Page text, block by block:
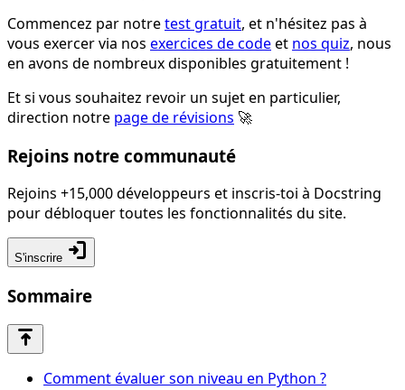
Commencez par notretest gratuit, et n'hésitez pas à
vous exercer via nos exercices de codeet nos quiz, nous
en avons de nombreux disponibles gratuitement !
Et si vous souhaitez revoir un sujet en particulier,
direction notre page de révisions 🚀
Rejoins notre communauté
Rejoins +15,000développeurs et inscris-toi à Docstring
pour débloquer toutes les fonctionnalités du site.
S'inscrire login
Sommaire
vertical_align_top
Comment évaluer son niveau en Python ?